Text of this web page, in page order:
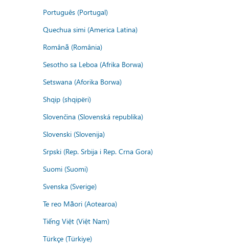
Português (Portugal)
Quechua simi (America Latina)
Română (România)
Sesotho sa Leboa (Afrika Borwa)
Setswana (Aforika Borwa)
Shqip (shqipëri)
Slovenčina (Slovenská republika)
Slovenski (Slovenija)
Srpski (Rep. Srbija i Rep. Crna Gora)
Suomi (Suomi)
Svenska (Sverige)
Te reo Māori (Aotearoa)
Tiếng Việt (Việt Nam)
Türkçe (Türkiye)